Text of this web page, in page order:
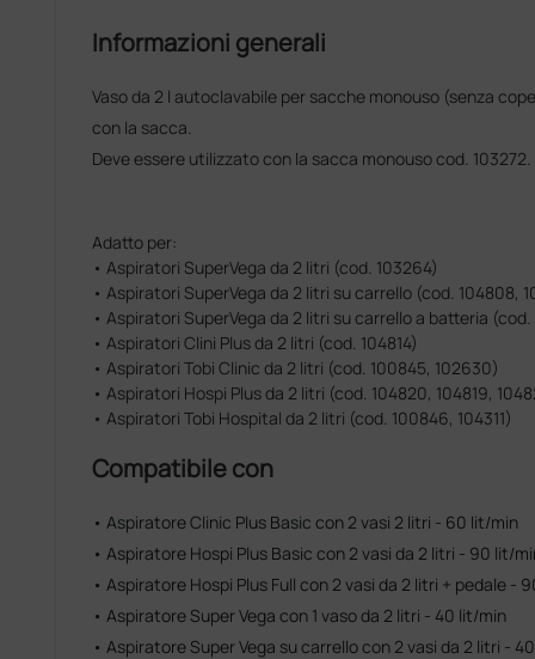
Informazioni generali
Vaso da 2 l autoclavabile per sacche monouso (senza
con la sacca.
Deve essere utilizzato con la sacca monouso cod. 103272.
Adatto per:
• Aspiratori SuperVega da 2 litri (cod. 103264)
• Aspiratori SuperVega da 2 litri su carrello (cod. 104808,
• Aspiratori SuperVega da 2 litri su carrello a batteria (cod.
• Aspiratori Clini Plus da 2 litri (cod. 104814)
• Aspiratori Tobi Clinic da 2 litri (cod. 100845, 102630)
• Aspiratori Hospi Plus da 2 litri (cod. 104820, 104819,
• Aspiratori Tobi Hospital da 2 litri (cod. 100846, 104311)
Compatibile con
• Aspiratore Clinic Plus Basic con 2 vasi 2 litri - 60 lit/min
• Aspiratore Hospi Plus Basic con 2 vasi da 2 litri - 90 lit/
• Aspiratore Hospi Plus Full con 2 vasi da 2 litri + pedale -
• Aspiratore Super Vega con 1 vaso da 2 litri - 40 lit/min
• Aspiratore Super Vega su carrello con 2 vasi da 2 litri -